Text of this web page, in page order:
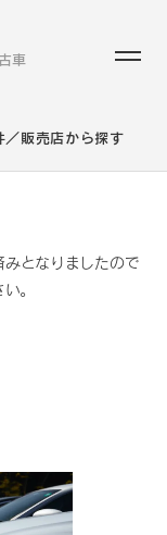
車
／販売店から探す
となりましたので
。